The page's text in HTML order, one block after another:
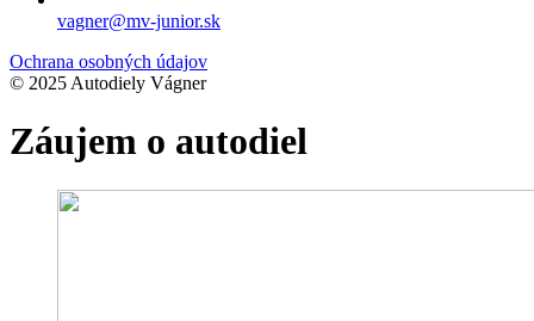
vagner@mv-junior.sk
Ochrana osobných údajov
© 2025 Autodiely Vágner
Záujem o autodiel